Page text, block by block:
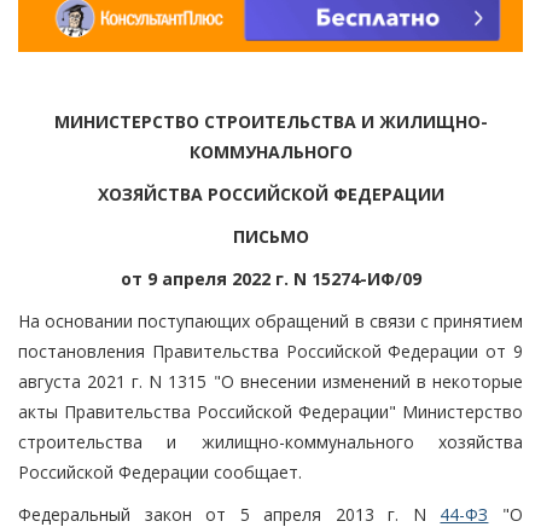
МИНИСТЕРСТВО СТРОИТЕЛЬСТВА И ЖИЛИЩНО-
КОММУНАЛЬНОГО
ХОЗЯЙСТВА РОССИЙСКОЙ ФЕДЕРАЦИИ
ПИСЬМО
от 9 апреля 2022 г. N 15274-ИФ/09
На основании поступающих обращений в связи с принятием
постановления Правительства Российской Федерации от 9
августа 2021 г. N 1315 "О внесении изменений в некоторые
акты Правительства Российской Федерации" Министерство
строительства и жилищно-коммунального хозяйства
Российской Федерации сообщает.
Федеральный закон от 5 апреля 2013 г. N 44-ФЗ "О